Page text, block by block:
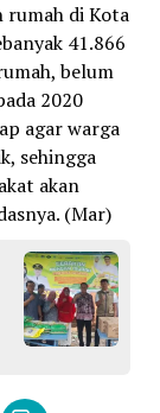
rumah di Kota
41.866
belum
2020
agar warga
sehingga
akan
(Mar)